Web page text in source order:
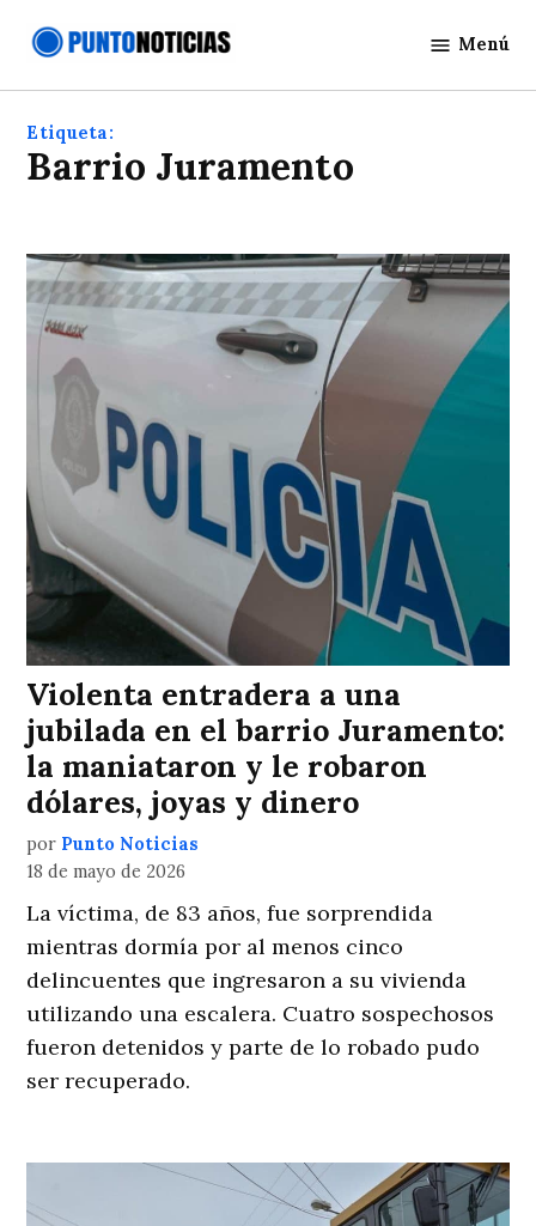
Noticias
Menú
Etiqueta:
Barrio Juramento
Violenta entradera a una
jubilada en el barrio Juramento:
la maniataron y le robaron
dólares, joyas y dinero
por Punto Noticias
18 de mayo de 2026
La víctima, de 83 años, fue sorprendida
mientras dormía por al menos cinco
delincuentes que ingresaron a su vivienda
utilizando una escalera. Cuatro sospechosos
fueron detenidos y parte de lo robado pudo
ser recuperado.